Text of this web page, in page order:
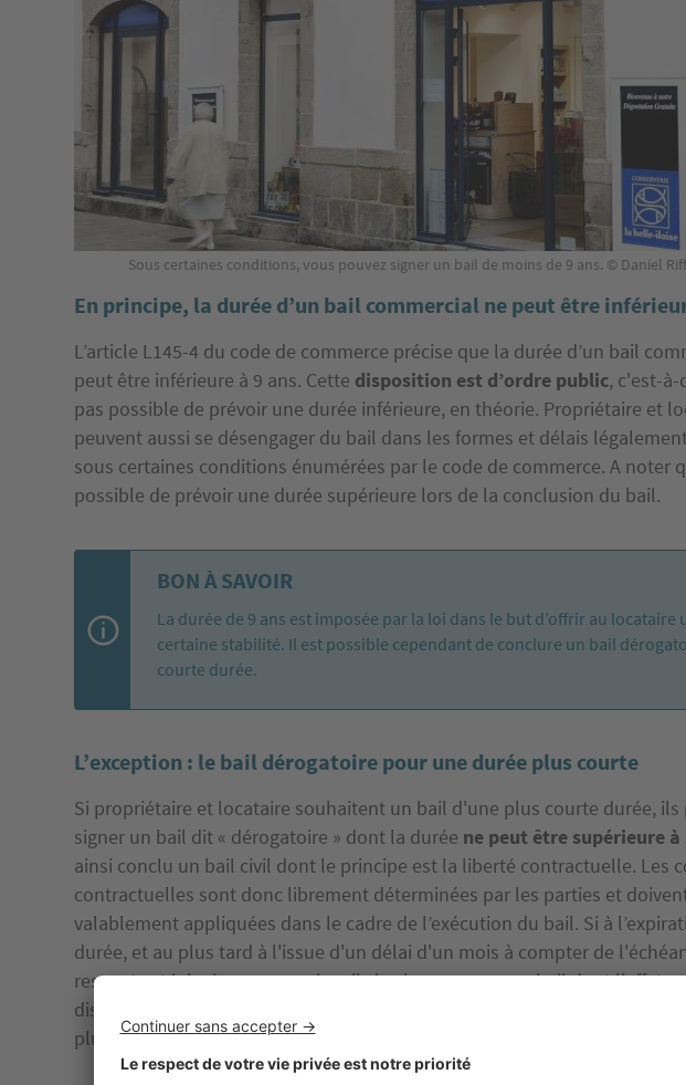
Sous certaines conditions, vous pouvez signer un bail de moins de 9 ans. © Daniel
En principe, la durée d’un bail commercial ne peut être
L’article L145-4 du code de commerce précise que la durée d’un bail
peut être inférieure à 9 ans. Cette disposition est d’ordre public, c'est-à-
pas possible de prévoir une durée inférieure, en théorie. Propriétaire et
peuvent aussi se désengager du bail dans les formes et délais
sous certaines conditions énumérées par le code de commerce. A noter
possible de prévoir une durée supérieure lors de la conclusion du bail.
BON À SAVOIR
La durée de 9 ans est imposée par la loi dans le but d’offrir au locataire
certaine stabilité. Il est possible cependant de conclure un bail
courte durée.
L’exception : le bail dérogatoire pour une durée plus courte
Si propriétaire et locataire souhaitent un bail d'une plus courte durée, ils
signer un bail dit « dérogatoire » dont la durée ne peut être supérieure à
ainsi conclu un bail civil dont le principe est la liberté contractuelle. Les
contractuelles sont donc librement déterminées par les parties et
valablement appliquées dans le cadre de l’exécution du bail. Si à
durée, et au plus tard à l'issue d'un délai d'un mois à compter de
reste et est laissé en possession, il s'opère un nouveau bail dont l'effet
dispositions du présent chapitre. A l’expiration de cette durée, les
plus signer un bail à nouveau dérogatoire, il faudra alors conclure un